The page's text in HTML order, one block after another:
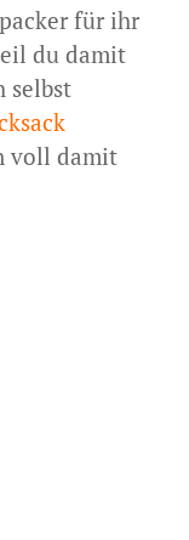
für ihr
du damit
selbst
voll damit